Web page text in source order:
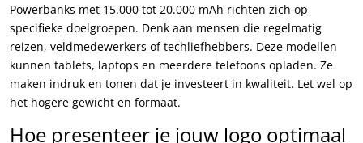
Powerbanks met 15.000 tot 20.000 mAh richten zich op
specifieke doelgroepen. Denk aan mensen die regelmatig
reizen, veldmedewerkers of techliefhebbers. Deze modellen
kunnen tablets, laptops en meerdere telefoons opladen. Ze
maken indruk en tonen dat je investeert in kwaliteit. Let wel op
het hogere gewicht en formaat.
Hoe presenteer je jouw logo optimaal